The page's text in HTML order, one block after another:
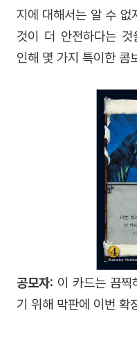
지에 대해서는 알 수 없
것이 더 안전하다는
인해 몇 가지 특이한 콤
공모자: 이 카드는 끔
기 위해 막판에 이번 확